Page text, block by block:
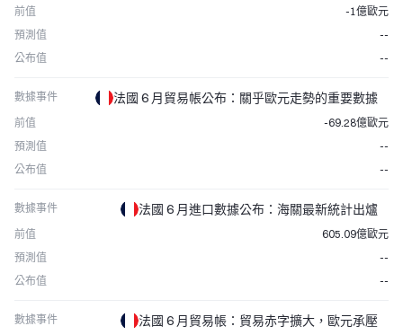
前值
-1億歐元
預測值
--
公布值
--
數據事件 法國 6 月貿易帳公布：關乎歐元走勢的重要數據
前值
-69.28億歐元
預測值
--
公布值
--
數據事件 法國 6 月進口數據公布：海關最新統計出爐
前值
605.09億歐元
預測值
--
公布值
--
數據事件 法國 6 月貿易帳：貿易赤字擴大，歐元承壓